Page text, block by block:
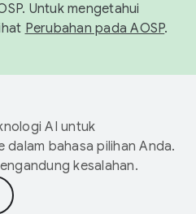
Untuk mengetahui
Perubahan pada AOSP.
AI untuk
dalam bahasa pilihan Anda.
kesalahan.